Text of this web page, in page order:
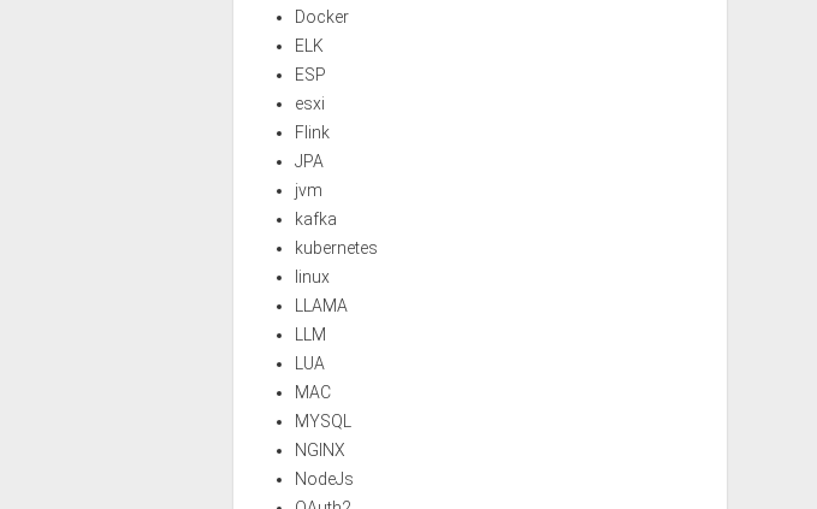
Docker
ELK
ESP
esxi
Flink
JPA
jvm
kafka
kubernetes
linux
LLAMA
LLM
LUA
MAC
MYSQL
NGINX
NodeJs